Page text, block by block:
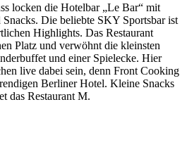
locken die Hotelbar „Le Bar“ mit
Die beliebte SKY Sportsbar ist
Highlights. Das Restaurant
Platz und verwöhnt die kleinsten
und einer Spielecke. Hier
live dabei sein, denn Front Cooking
Berliner Hotel. Kleine Snacks
das Restaurant M.